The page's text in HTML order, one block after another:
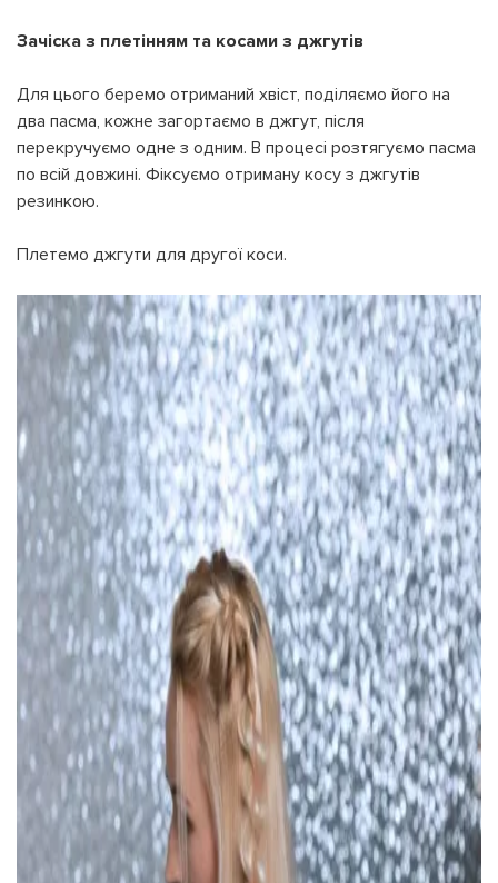
Зачіска з плетінням та косами з джгутів
Для цього беремо отриманий хвіст, поділяємо його на
два пасма, кожне загортаємо в джгут, після
перекручуємо одне з одним. В процесі розтягуємо пасма
по всій довжині. Фіксуємо отриману косу з джгутів
резинкою.
Плетемо джгути для другої коси.